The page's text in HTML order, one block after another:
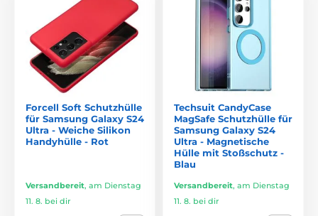
Forcell Soft Schutzhülle
für Samsung Galaxy S24
Ultra - Weiche Silikon
Handyhülle - Rot
Versandbereit, am Dienstag
11. 8. bei dir
Techsuit CandyCase
MagSafe Schutzhülle für
Samsung Galaxy S24
Ultra - Magnetische
Hülle mit Stoßschutz -
Blau
Versandbereit, am Dienstag
11. 8. bei dir